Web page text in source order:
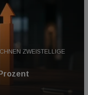
ZWEISTELLIGE